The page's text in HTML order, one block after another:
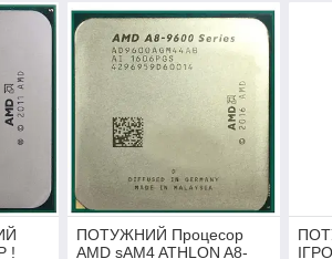
!
ПОТУЖНИЙ Процесор
AMD sAM4 ATHLON A8-